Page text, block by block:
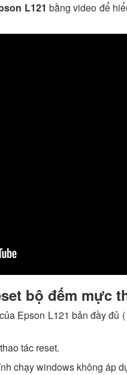
L121 bằng video để
bộ đếm mực
Epson L121 bản đầy
tác reset.
chạy windows không áp